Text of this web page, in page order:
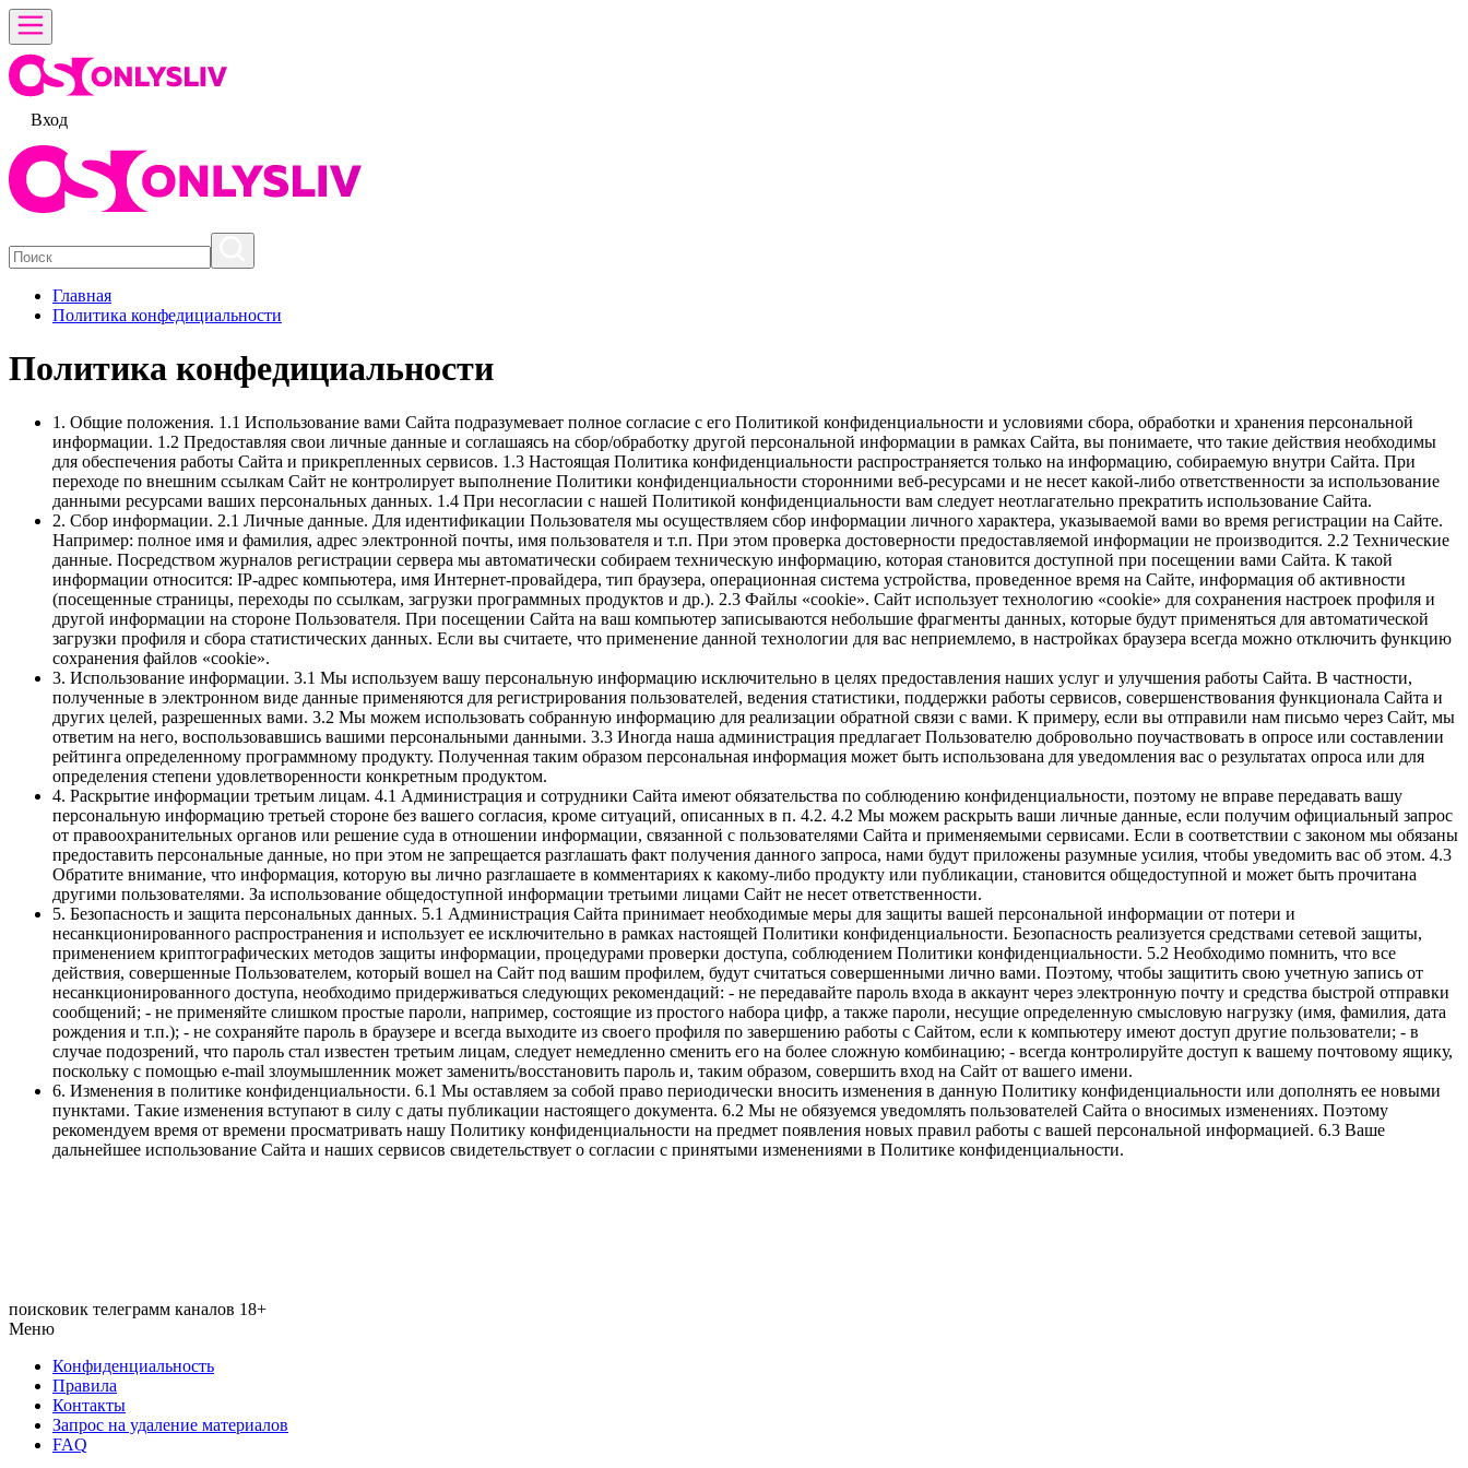
Вход
Главная
Политика конфедициальности
Политика конфедициальности
1. Общие положения. 1.1 Использование вами Сайта подразумевает полное согласие с его Политикой конфиденциальности и условиями сбора, обработки и хранения персональной
информации. 1.2 Предоставляя свои личные данные и соглашаясь на сбор/обработку другой персональной информации в рамках Сайта, вы понимаете, что такие действия необходимы
для обеспечения работы Сайта и прикрепленных сервисов. 1.3 Настоящая Политика конфиденциальности распространяется только на информацию, собираемую внутри Сайта. При
переходе по внешним ссылкам Сайт не контролирует выполнение Политики конфиденциальности сторонними веб-ресурсами и не несет какой-либо ответственности за использование
данными ресурсами ваших персональных данных. 1.4 При несогласии с нашей Политикой конфиденциальности вам следует неотлагательно прекратить использование Сайта.
2. Сбор информации. 2.1 Личные данные. Для идентификации Пользователя мы осуществляем сбор информации личного характера, указываемой вами во время регистрации на Сайте.
Например: полное имя и фамилия, адрес электронной почты, имя пользователя и т.п. При этом проверка достоверности предоставляемой информации не производится. 2.2 Технические
данные. Посредством журналов регистрации сервера мы автоматически собираем техническую информацию, которая становится доступной при посещении вами Сайта. К такой
информации относится: IP-адрес компьютера, имя Интернет-провайдера, тип браузера, операционная система устройства, проведенное время на Сайте, информация об активности
(посещенные страницы, переходы по ссылкам, загрузки программных продуктов и др.). 2.3 Файлы «cookie». Сайт использует технологию «cookie» для сохранения настроек профиля и
другой информации на стороне Пользователя. При посещении Сайта на ваш компьютер записываются небольшие фрагменты данных, которые будут применяться для автоматической
загрузки профиля и сбора статистических данных. Если вы считаете, что применение данной технологии для вас неприемлемо, в настройках браузера всегда можно отключить функцию
сохранения файлов «cookie».
3. Использование информации. 3.1 Мы используем вашу персональную информацию исключительно в целях предоставления наших услуг и улучшения работы Сайта. В частности,
полученные в электронном виде данные применяются для регистрирования пользователей, ведения статистики, поддержки работы сервисов, совершенствования функционала Сайта и
других целей, разрешенных вами. 3.2 Мы можем использовать собранную информацию для реализации обратной связи с вами. К примеру, если вы отправили нам письмо через Сайт, мы
ответим на него, воспользовавшись вашими персональными данными. 3.3 Иногда наша администрация предлагает Пользователю добровольно поучаствовать в опросе или составлении
рейтинга определенному программному продукту. Полученная таким образом персональная информация может быть использована для уведомления вас о результатах опроса или для
определения степени удовлетворенности конкретным продуктом.
4. Раскрытие информации третьим лицам. 4.1 Администрация и сотрудники Сайта имеют обязательства по соблюдению конфиденциальности, поэтому не вправе передавать вашу
персональную информацию третьей стороне без вашего согласия, кроме ситуаций, описанных в п. 4.2. 4.2 Мы можем раскрыть ваши личные данные, если получим официальный запрос
от правоохранительных органов или решение суда в отношении информации, связанной с пользователями Сайта и применяемыми сервисами. Если в соответствии с законом мы обязаны
предоставить персональные данные, но при этом не запрещается разглашать факт получения данного запроса, нами будут приложены разумные усилия, чтобы уведомить вас об этом. 4.3
Обратите внимание, что информация, которую вы лично разглашаете в комментариях к какому-либо продукту или публикации, становится общедоступной и может быть прочитана
другими пользователями. За использование общедоступной информации третьими лицами Сайт не несет ответственности.
5. Безопасность и защита персональных данных. 5.1 Администрация Сайта принимает необходимые меры для защиты вашей персональной информации от потери и
несанкционированного распространения и использует ее исключительно в рамках настоящей Политики конфиденциальности. Безопасность реализуется средствами сетевой защиты,
применением криптографических методов защиты информации, процедурами проверки доступа, соблюдением Политики конфиденциальности. 5.2 Необходимо помнить, что все
действия, совершенные Пользователем, который вошел на Сайт под вашим профилем, будут считаться совершенными лично вами. Поэтому, чтобы защитить свою учетную запись от
несанкционированного доступа, необходимо придерживаться следующих рекомендаций: - не передавайте пароль входа в аккаунт через электронную почту и средства быстрой отправки
сообщений; - не применяйте слишком простые пароли, например, состоящие из простого набора цифр, а также пароли, несущие определенную смысловую нагрузку (имя, фамилия, дата
рождения и т.п.); - не сохраняйте пароль в браузере и всегда выходите из своего профиля по завершению работы с Сайтом, если к компьютеру имеют доступ другие пользователи; - в
случае подозрений, что пароль стал известен третьим лицам, следует немедленно сменить его на более сложную комбинацию; - всегда контролируйте доступ к вашему почтовому ящику,
поскольку с помощью e-mail злоумышленник может заменить/восстановить пароль и, таким образом, совершить вход на Сайт от вашего имени.
6. Изменения в политике конфиденциальности. 6.1 Мы оставляем за собой право периодически вносить изменения в данную Политику конфиденциальности или дополнять ее новыми
пунктами. Такие изменения вступают в силу с даты публикации настоящего документа. 6.2 Мы не обязуемся уведомлять пользователей Сайта о вносимых изменениях. Поэтому
рекомендуем время от времени просматривать нашу Политику конфиденциальности на предмет появления новых правил работы с вашей персональной информацией. 6.3 Ваше
дальнейшее использование Сайта и наших сервисов свидетельствует о согласии с принятыми изменениями в Политике конфиденциальности.
поисковик телеграмм каналов 18+
Меню
Конфиденциальность
Правила
Контакты
Запрос на удаление материалов
FAQ